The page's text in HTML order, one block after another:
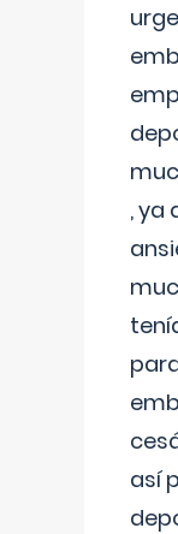
, ya
así